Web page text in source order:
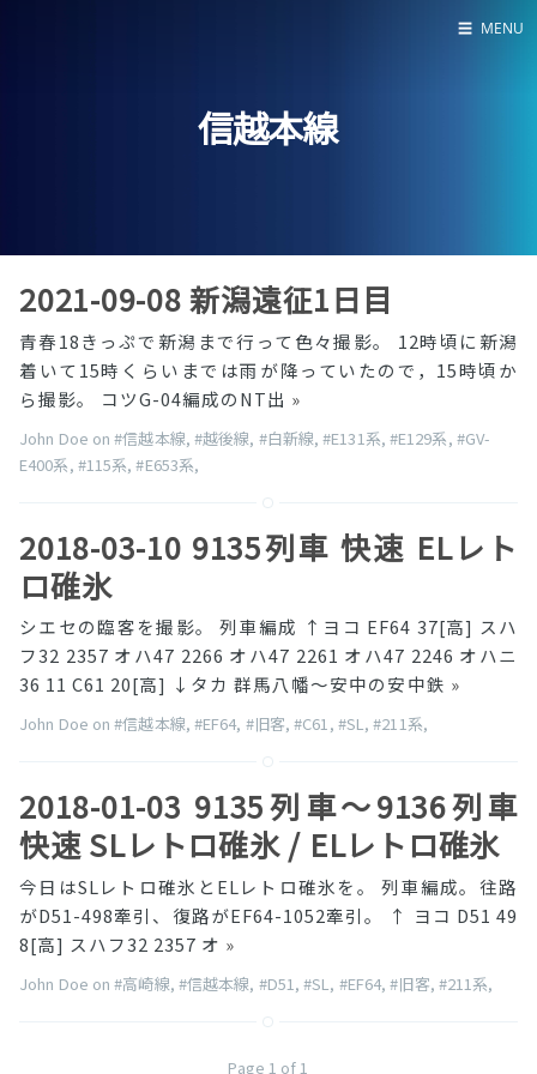
☰ MENU
信越本線
2021-09-08 新潟遠征1日目
青春18きっぷで新潟まで行って色々撮影。 12時頃に新潟
着いて15時くらいまでは雨が降っていたので，15時頃か
ら撮影。 コツG-04編成のNT出 »
John Doe on#信越本線, #越後線, #白新線,#E131系, #E129系, #GV-
E400系, #115系,#E653系,
2018-03-10 9135列車 快速 ELレト
ロ碓氷
シエセの臨客を撮影。 列車編成 ↑ヨコ EF64 37[高] スハ
フ32 2357 オハ47 2266 オハ47 2261 オハ47 2246 オハニ
36 11 C61 20[高] ↓タカ 群馬八幡〜安中の安中鉄 »
John Doe on#信越本線, #EF64, #旧客,#C61, #SL,#211系,
2018-01-03 9135列車〜9136列車
快速 SLレトロ碓氷 / ELレトロ碓氷
今日はSLレトロ碓氷とELレトロ碓氷を。 列車編成。往路
がD51-498牽引、復路がEF64-1052牽引。 ↑ ヨコ D51 49
8[高] スハフ32 2357 オ »
John Doe on#高崎線, #信越本線, #D51 ,#SL , #EF64,#旧客, #211系,
Page 1 of 1